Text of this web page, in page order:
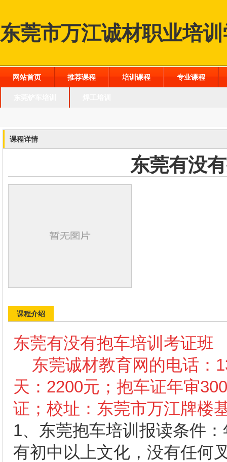
东莞市万江诚材职业培
网站首页 推荐课程 培训课程 专业课程
课程详情
东莞有没
课程介绍
东莞有没有抱车培训考证班
东莞诚材教育网的电话：
天：2200元；抱车证年审
证；校址：东莞市万江牌楼
1、东莞抱车培训报读条件
有初中以上文化，没有任何